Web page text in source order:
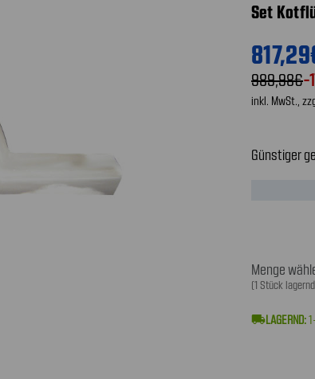
Set
989,98€-
inkl. MwSt.,
Günstiger
Menge
(1 Stück
local_shipping